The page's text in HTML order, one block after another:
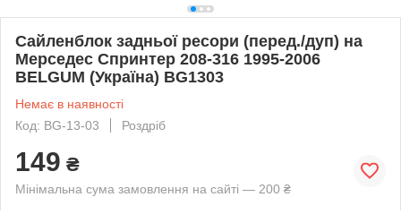
Сайленблок задньої ресори (перед./дуп) на
Мерседес Спринтер 208-316 1995-2006
BELGUM (Україна) BG1303
Немає в наявності
Код: BG-13-03
Роздріб
149 ₴
Мінімальна сума замовлення на сайті — 200 ₴